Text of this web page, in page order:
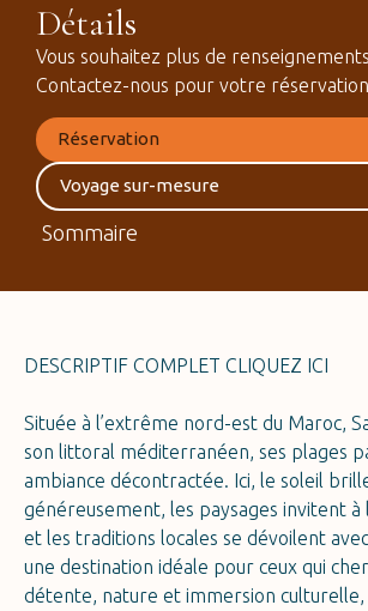
DESCRIPTIF COMPLET CLIQUEZ ICI
Située à l’extrême nord-est du Maroc,
son littoral méditerranéen, ses plages
ambiance décontractée. Ici, le soleil
généreusement, les paysages invitent
et les traditions locales se dévoilent
une destination idéale pour ceux qui
détente, nature et immersion culturelle,
Détails
Vous souhaitez plus de
Contactez-nous pour votre
Réservation
Voyage sur-mesure
Sommaire